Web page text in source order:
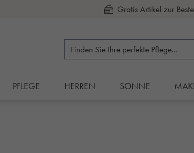
Kauf auf
PFLEGE HERREN SONNE